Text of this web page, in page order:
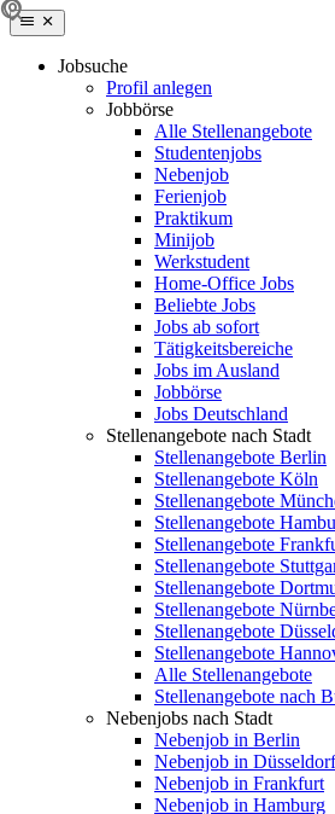
Jobsuche
Profil anlegen
Jobbörse
Alle Stellenangebote
Studentenjobs
Nebenjob
Ferienjob
Praktikum
Minijob
Werkstudent
Home-Office Jobs
Beliebte Jobs
Jobs ab sofort
Tätigkeitsbereiche
Jobs im Ausland
Jobbörse
Jobs Deutschland
Stellenangebote nach Stadt
Stellenangebote Berlin
Stellenangebote Köln
Stellenangebote
Stellenangebote
Stellenangebote
Stellenangebote
Stellenangebote
Stellenangebote
Stellenangebote
Stellenangebote
Alle Stellenangebote
Stellenangebote nach
Nebenjobs nach Stadt
Nebenjob in Berlin
Nebenjob in Düsseldorf
Nebenjob in Frankfurt
Nebenjob in Hamburg